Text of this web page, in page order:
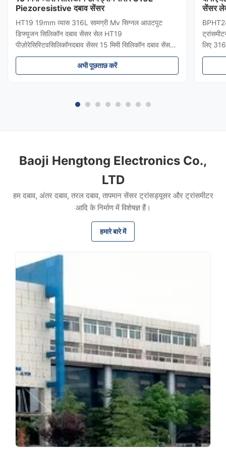
Piezoresistive दबाव सेंसर
HT19 19mm व्यास 316L सामग्री Mv सिग्नल आउटपुट
डिफ्यूजन सिलिकॉन दबाव सेंसर सेल HT19
पीज़ोरेसिस्टिवसिलिकॉनदबाव सेंसर 15 मिमी सिलिकॉन दबाव सेंसर
का परिचयः HT19 पिज़ोरेसिटिव सिलिकॉन दबाव सेंसर, मुख्य घटक
उच्च स्थिरता फैला प्रतिबिंब सिलिकॉन सेंसर तत्व है।सेंसर पैकेज
अभी पूछताछ करें
सेंसर
लिए
सुरक्षा
Baoji Hengtong Electronics Co.,
LTD
हम दबाव, अंतर दबाव, तरल दबाव, तापमान सेंसर ट्रांसड्यूसर और ट्रांसमीटर
आदि के निर्माण में विशेषज्ञ हैं।
हमारे बारे में